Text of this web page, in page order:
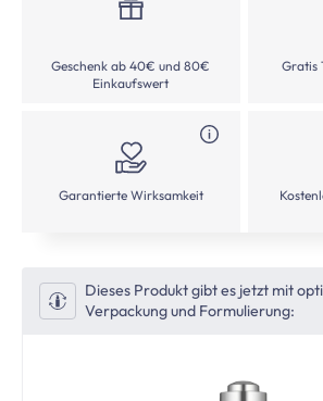
Geschenk ab 40€ und 80€
Einkaufswert
Gratis
Garantierte Wirksamkeit
Dieses Produkt gibt es jetzt mit
Verpackung und Formulierung: